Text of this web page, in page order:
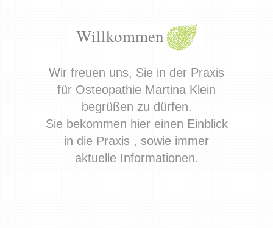
Willkommen
Wir freuen uns, Sie in der Praxis
für Osteopathie Martina Klein
begrüßen zu dürfen.
Sie bekommen hier einen Einblick
in die Praxis , sowie immer
aktuelle Informationen.